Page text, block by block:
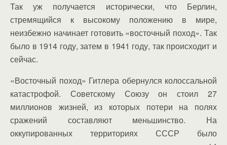
Так уж получается исторически, что Берлин,
стремящийся к высокому положению в мире,
неизбежно начинает готовить «восточный поход». Так
было в 1914 году, затем в 1941 году, так происходит и
сейчас.
«Восточный поход» Гитлера обернулся колоссальной
катастрофой. Советскому Союзу он стоил 27
миллионов жизней, из которых потери на полях
сражений составляют меньшинство. На
оккупированных территориях СССР было